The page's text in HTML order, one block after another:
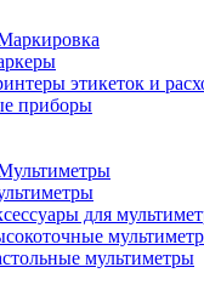
этикеток и
приборы
для
мультиметры